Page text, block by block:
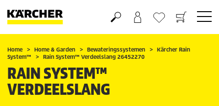
Boodschappenmandje
Verlanglijstje
Home Home & Garden Bewateringssystemen
Kärcher Rain
System™ Rain System™ Verdeelslang 26452270
RAIN SYSTEM™
VERDEELSLANG